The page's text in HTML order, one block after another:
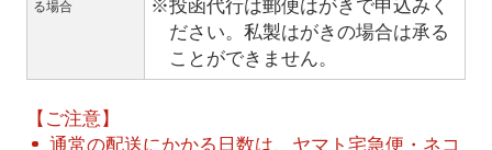
る場合
※投函代行は郵便はがきで申込みく
ださい。私製はがきの場合は承る
ことができません。
【ご注意】
通常の配送にかかる日数は、ヤマト宅急便・ネコ